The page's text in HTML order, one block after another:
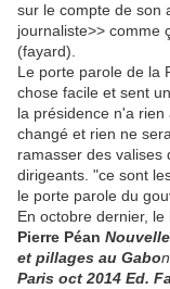
sur le compte de son
journaliste>> comme
(fayard).
Le porte parole de la
chose facile et sent
la présidence n'a
changé et rien ne
ramasser des
dirigeants. "ce sont
le porte parole du
En octobre dernier,
Pierre Péan
et pillages au Gabo
Paris oct 2014 Ed.